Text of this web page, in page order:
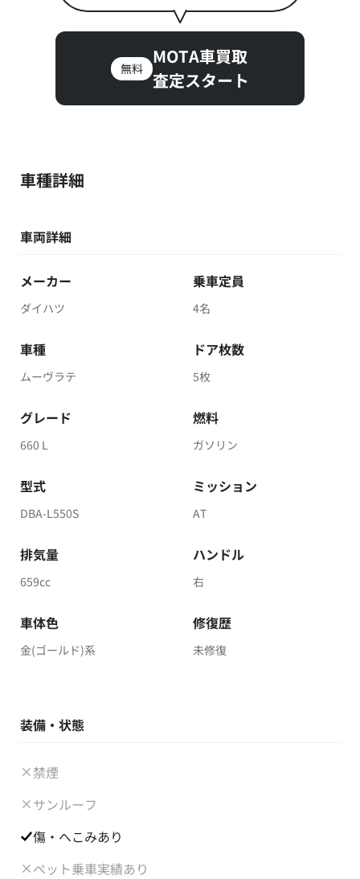
無料
MOTA車買取
査定スタート
車種詳細
車両詳細
メーカー
ダイハツ
乗車定員
4名
車種
ムーヴラテ
ドア枚数
5枚
グレード
660 L
燃料
ガソリン
型式
DBA-L550S
ミッション
AT
排気量
659cc
ハンドル
右
車体色
金(ゴールド)系
修復歴
未修復
装備・状態
禁煙
サンルーフ
傷・へこみあり
ペット乗車実績あり